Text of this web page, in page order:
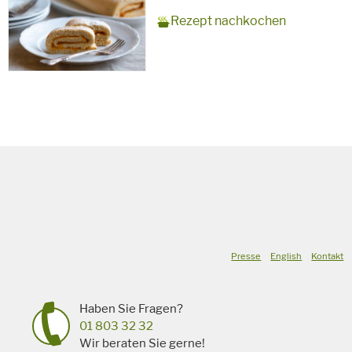
Backzeit
für
Schlagworte
Süßspeise,vegetarisch
Rezept nachkochen
Presse English Kontakt
Haben Sie Fragen?
01 803 32 32
Wir beraten Sie gerne!